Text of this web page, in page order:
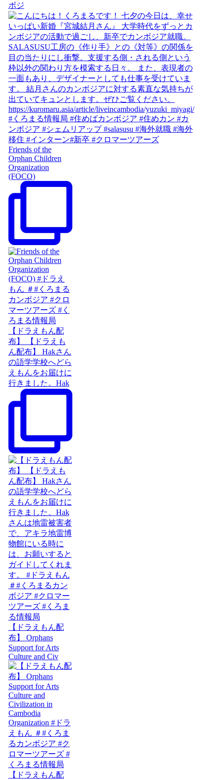
ボジ
Friends of the
Orphan Children
Organization
(FOCO)
【ドラえもん配
布】 【ドラえも
ん配布】 Hakさん
の語学学校へどら
えもんをお届けに
行きました。Hak
【ドラえもん配
布】 Orphans
Support for Arts
Culture and Civ
【ドラえもん配